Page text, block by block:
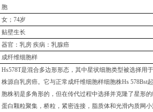
胞
女； 74岁
贴壁生长
器官：乳房 疾病：乳腺癌
成纤维细胞样
Hs578T是混合多边形形态，其中星状细胞类型被选择用于
株源自乳房癌。它与正常成纤维细胞样细胞株Hs 578Bst
胞株初是多角形的，但在传代过程中选择并克隆了星形
蛋白颗粒聚集，桥粒，紧密连接，脂质体和光滑内质网